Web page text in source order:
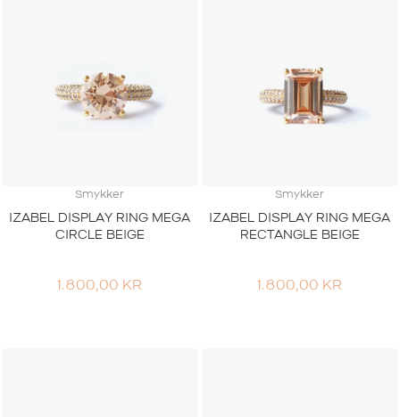
Smykker
IZABEL DISPLAY RING MEGA
CIRCLE BEIGE
1.800,00 KR
Smykker
IZABEL DISPLAY RING MEGA
RECTANGLE BEIGE
1.800,00 KR